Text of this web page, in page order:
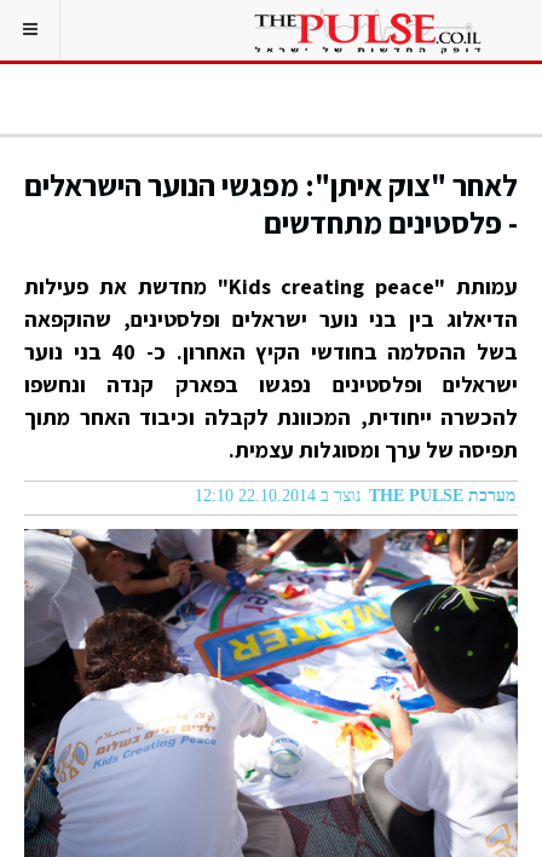
לאחר "צוק איתן": מפגשי הנוער הישראלים
- פלסטינים מתחדשים
עמותת "Kids creating peace" מחדשת את פעילות
הדיאלוג בין בני נוער ישראלים ופלסטינים, שהוקפאה
בשל ההסלמה בחודשי הקיץ האחרון. כ- 40 בני נוער
ישראלים ופלסטינים נפגשו בפארק קנדה ונחשפו
להכשרה ייחודית, המכוונת לקבלה וכיבוד האחר מתוך
תפיסה של ערך ומסוגלות עצמית.
מערכת THE PULSE נוצר ב 22.10.2014 12:10